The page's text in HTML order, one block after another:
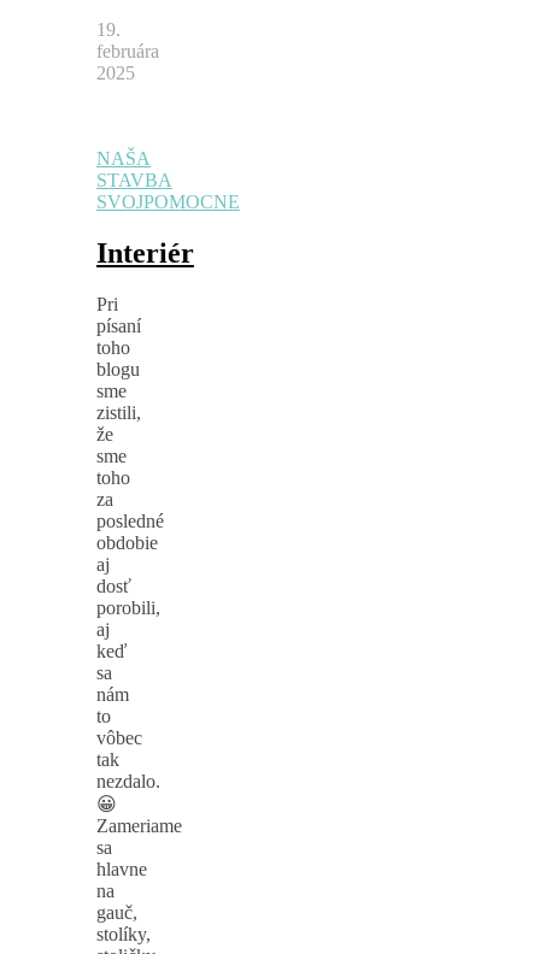
19.
februára
2025
NAŠA
STAVBA
SVOJPOMOCNE
Interiér
Pri
písaní
toho
blogu
sme
zistili,
že
sme
toho
za
posledné
obdobie
aj
dosť
porobili,
aj
keď
sa
nám
to
vôbec
tak
nezdalo.
😀
Zameriame
sa
hlavne
na
gauč,
stolíky,